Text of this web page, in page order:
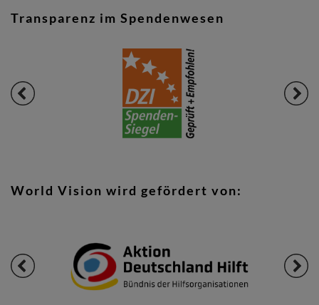
Transparenz im Spendenwesen
World Vision wird gefördert von: